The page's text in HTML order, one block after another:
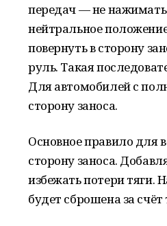
передач — не нажимать
нейтральное
повернуть в сторону
руль. Такая
Для автомобилей с
сторону заноса.
Основное правило для
сторону заноса.
избежать потери тяги.
будет сброшена за